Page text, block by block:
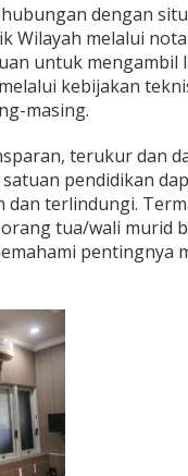
dengan
Wilayah melalui
untuk
kebijakan
masing.
terukur dan
pendidikan
dan terlindungi.
tua/wali murid
pentingnya